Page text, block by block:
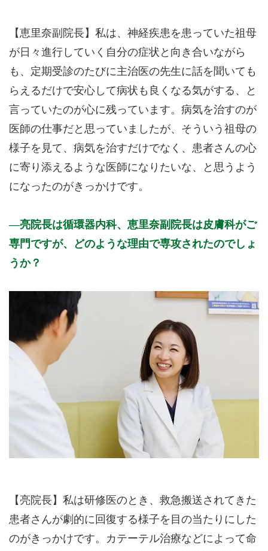
【恵里奈副院長】私は、神経疾患を患っていた祖母
が日々進行していく自分の症状と向き合いながら
も、定期受診のたびに主治医の先生に話を聞いても
らえるだけで安心して病状も良くなる気がする、と
言っていたのが心に残っています。病気を治すのが
医師の仕事だと思っていましたが、そういう祖母の
様子を見て、病気を治すだけでなく、患者さんの心
に寄り添えるような医師になりたいな、と思うよう
になったのがきっかけです。
亮院長は循環器内科、恵里奈副院長は皮膚科がご
専門ですが、どのような理由で専攻されたのでしょ
うか？
【亮院長】私は研修医のとき、救急搬送されてきた
患者さんが劇的に回復する様子を目の当たりにした
のがきっかけです。カテーテル治療などによって命